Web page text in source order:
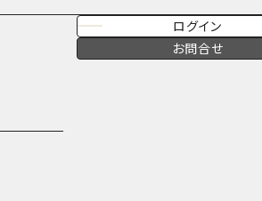
ログイン
お問合せ